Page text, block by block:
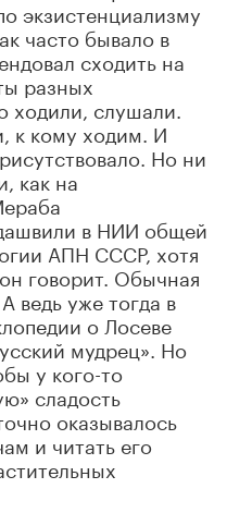
экзистенциализму
часто бывало в
сходить на
разных
ходили, слушали.
к кому ходим. И
Но ни
как на
в НИИ общей
АПН СССР, хотя
говорит. Обычная
ведь уже тогда в
о Лосеве
мудрец». Но
у кого-то
сладость
оказывалось
и читать его